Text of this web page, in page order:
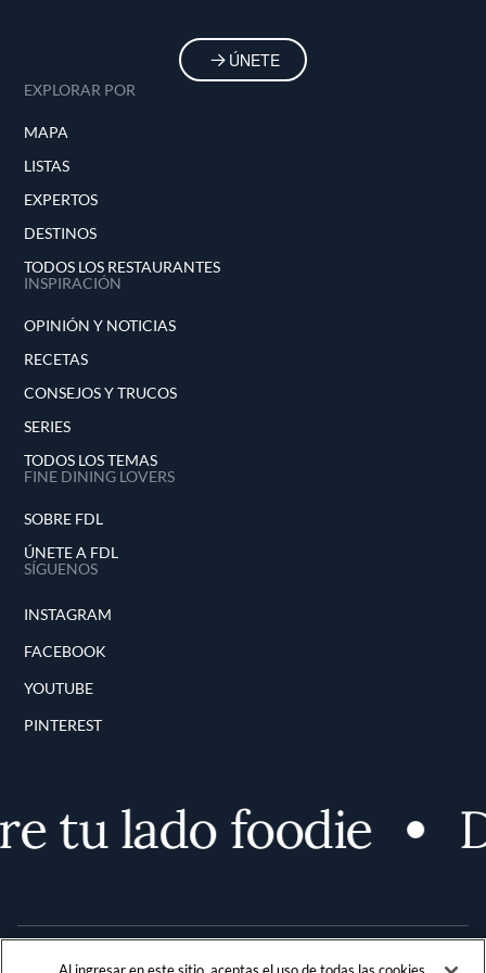
ÚNETE
EXPLORAR POR
MAPA
LISTAS
EXPERTOS
DESTINOS
TODOS LOS RESTAURANTES
INSPIRACIÓN
OPINIÓN Y NOTICIAS
RECETAS
CONSEJOS Y TRUCOS
SERIES
TODOS LOS TEMAS
FINE DINING LOVERS
SOBRE FDL
ÚNETE A FDL
SÍGUENOS
INSTAGRAM
FACEBOOK
YOUTUBE
PINTEREST
tu lado foodie